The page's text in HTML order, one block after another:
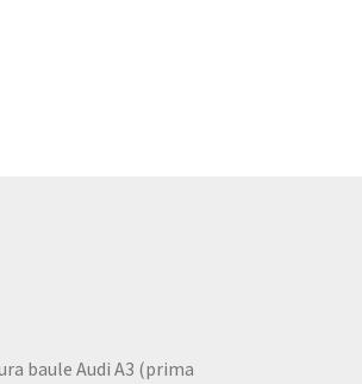
baule Audi A3 (prima